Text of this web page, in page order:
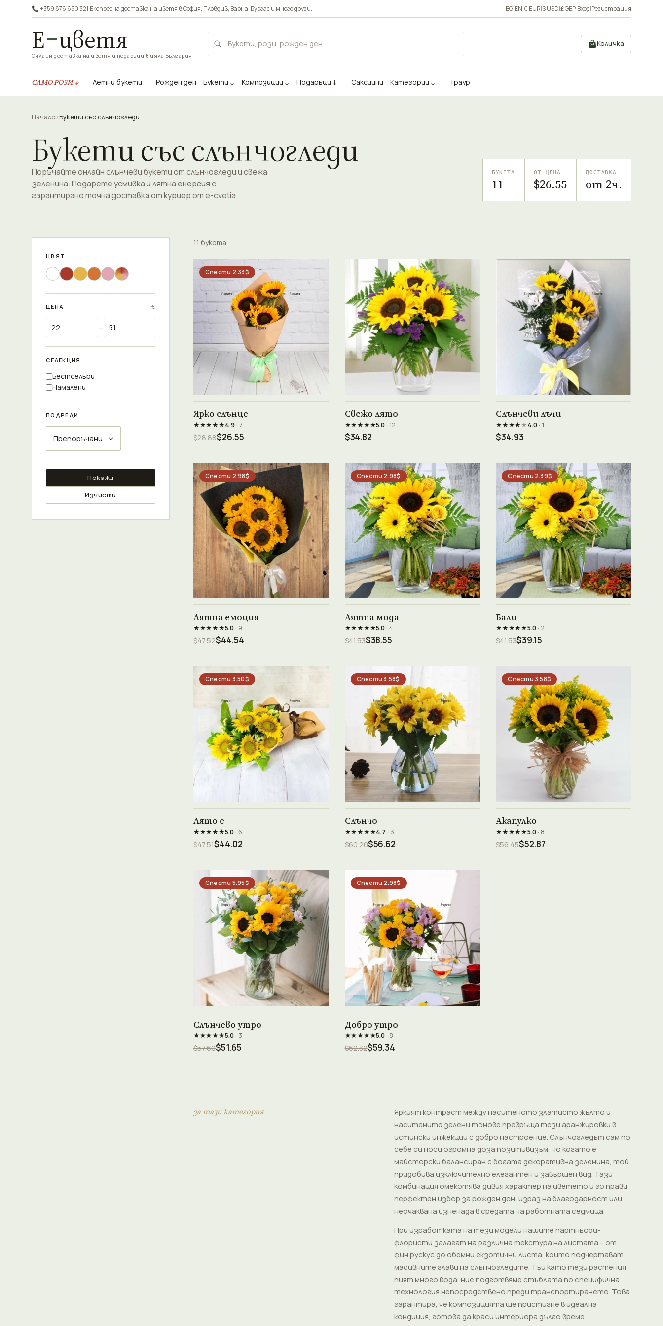
📞 +359 876 650 321·Експресна доставка на цветя вСофия, Пловдив, Варна, Бургаси много други. BG|EN·€ EUR|$ USD|£ GBP·Вход|Регистрация
Е цветя
Онлайн доставка на цветя и подаръци в цяла България
Количка
САМО РОЗИ ↓ Летни букети Рожден ден Букети ↓ Композиции ↓ Подаръци ↓ Саксийни Категории ↓ Траур
Начало›Букети със слънчогледи
Букети със слънчогледи
Поръчайте онлайн слънчеви букети от слънчогледи и свежа
зеленина. Подарете усмивка и лятна енергия с
гарантирано точна доставка от куриер от e-cvetia.
БУКЕТА
11
ОТ ЦЕНА
$26.55
ДОСТАВКА
от 2ч.
ЦВЯТ
ЦЕНА €
—
СЕЛЕКЦИЯ
Бестселъри
Намалени
ПОДРЕДИ
Покажи
Изчисти
11 букета
Спести 2.33$
Ярко слънце
★★★★★4.9· 7
$28.88$26.55
Свежо лято
★★★★★5.0 · 12
$34.82
Слънчеви лъчи
★★★★★4.0· 1
$34.93
Спести 2.98$
Лятна емоция
★★★★★5.0· 9
$47.52$44.54
Спести 2.98$
Лятна мода
★★★★★5.0 · 4
$41.53$38.55
Спести 2.39$
Бали
★★★★★5.0· 2
$41.53$39.15
Спести 3.50$
Лято е
★★★★★5.0· 6
$47.51$44.02
Спести 3.58$
Слънчо
★★★★★4.7 · 3
$60.20$56.62
Спести 3.58$
Акапулко
★★★★★5.0· 8
$56.45$52.87
Спести 5.95$
Слънчево утро
★★★★★5.0· 3
$57.60$51.65
Спести 2.98$
Добро утро
★★★★★5.0 · 8
$62.32$59.34
за тази категория
Яркият контраст между наситеното златисто жълто и
наситените зелени тонове превръща тези аранжировки в
истински инжекции с добро настроение. Слънчогледът сам по
себе си носи огромна доза позитивизъм, но когато е
майсторски балансиран с богата декоративна зеленина, той
придобива изключително елегантен и завършен вид. Тази
комбинация омекотява дивия характер на цветето и го прави
перфектен избор за рожден ден, израз на благодарност или
неочаквана изненада в средата на работната седмица.
При изработката на тези модели нашите партньори-
флористи залагат на различна текстура на листата – от
фин рускус до обемни екзотични листа, които подчертават
масивните глави на слънчогледите. Тъй като тези растения
пият много вода, ние подготвяме стъблата по специфична
технология непосредствено преди транспортирането. Това
гарантира, че композицията ще пристигне в идеална
кондиция, готова да краси интериора дълго време.